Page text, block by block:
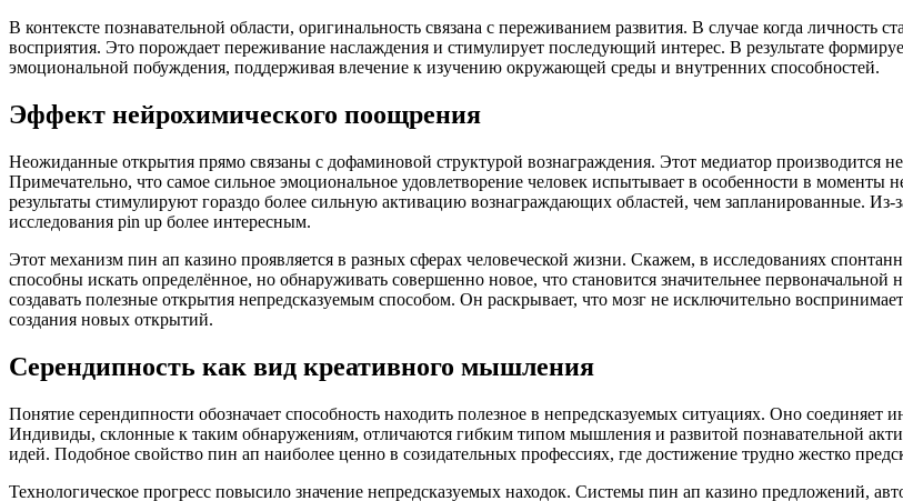
В контексте познавательной области, оригинальность связана с переживанием развития. В случае когда
восприятия. Это порождает переживание наслаждения и стимулирует последующий интерес. В результате
эмоциональной побуждения, поддерживая влечение к изучению окружающей среды и внутренних способностей.
Эффект нейрохимического поощрения
Неожиданные открытия прямо связаны с дофаминовой структурой вознаграждения. Этот медиатор производится
Примечательно, что самое сильное эмоциональное удовлетворение человек испытывает в особенности в
результаты стимулируют гораздо более сильную активацию вознаграждающих областей, чем запланированные.
исследования pin up более интересным.
Этот механизм пин ап казино проявляется в разных сферах человеческой жизни. Скажем, в исследованиях
способны искать определённое, но обнаруживать совершенно новое, что становится значительнее
создавать полезные открытия непредсказуемым способом. Он раскрывает, что мозг не исключительно
создания новых открытий.
Серендипность как вид креативного мышления
Понятие серендипности обозначает способность находить полезное в непредсказуемых ситуациях. Оно
Индивиды, склонные к таким обнаружениям, отличаются гибким типом мышления и развитой познавательной
идей. Подобное свойство пин ап наиболее ценно в созидательных профессиях, где достижение трудно жестко
Технологическое прогресс повысило значение непредсказуемых находок. Системы пин ап казино предложений,